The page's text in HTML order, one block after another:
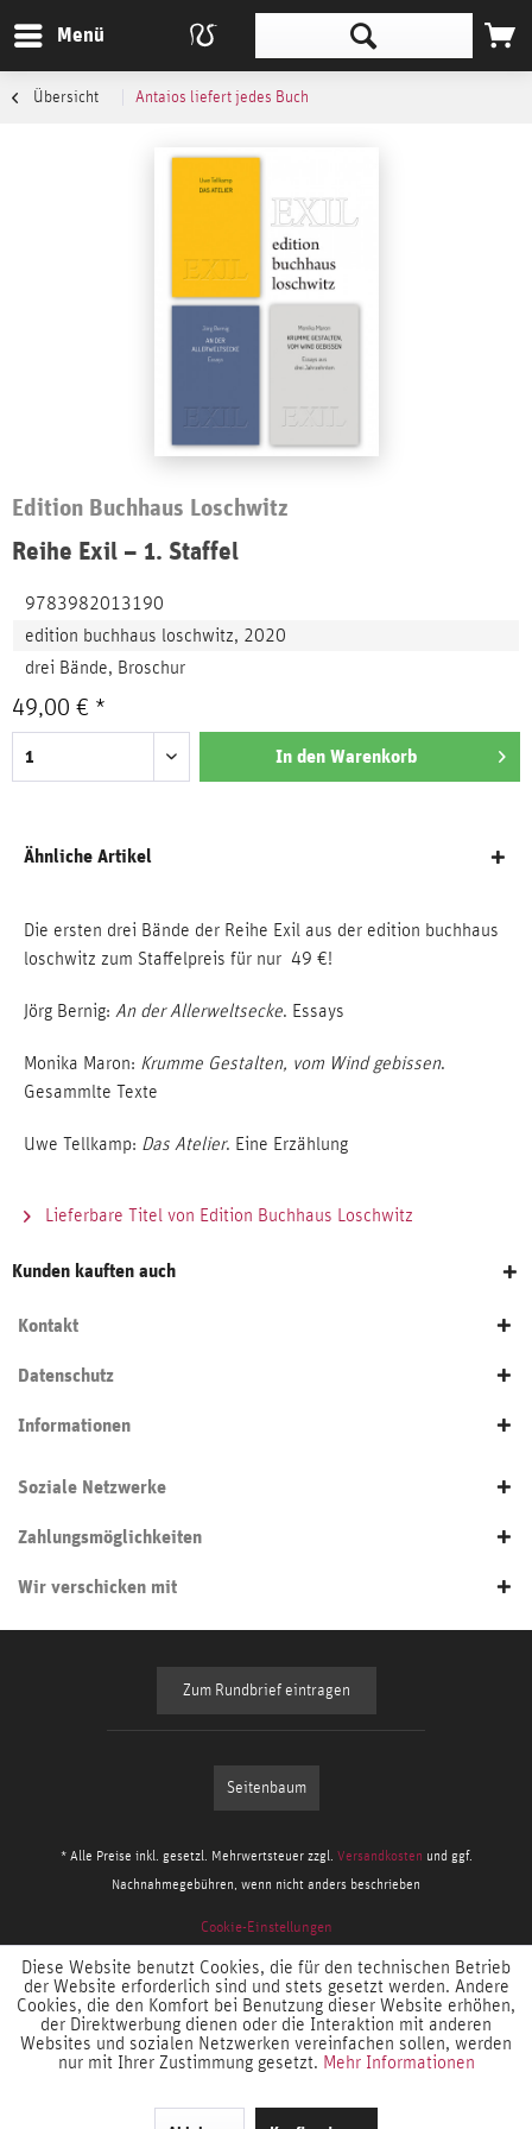
Menü
Übersicht Antaios liefert jedes Buch
Edition Buchhaus Loschwitz
Reihe Exil – 1. Staffel
9783982013190
edition buchhaus loschwitz, 2020
drei Bände, Broschur
49,00 € *
In den Warenkorb
Ähnliche Artikel
Die ersten drei Bände der Reihe Exil aus der edition buchhaus
loschwitz zum Staffelpreis für nur 49 €!
Jörg Bernig: An der Allerweltsecke. Essays
Monika Maron: Krumme Gestalten, vom Wind gebissen.
Gesammlte Texte
Uwe Tellkamp: Das Atelier. Eine Erzählung
Lieferbare Titel von Edition Buchhaus Loschwitz
Kunden kauften auch
Kontakt
Datenschutz
Informationen
Soziale Netzwerke
Zahlungsmöglichkeiten
Wir verschicken mit
Zum Rundbrief eintragen
Seitenbaum
* Alle Preise inkl. gesetzl. Mehrwertsteuer zzgl. Versandkosten und ggf.
Nachnahmegebühren, wenn nicht anders beschrieben
Cookie-Einstellungen
Diese Website benutzt Cookies, die für den technischen Betrieb
der Website erforderlich sind und stets gesetzt werden. Andere
Cookies, die den Komfort bei Benutzung dieser Website erhöhen,
der Direktwerbung dienen oder die Interaktion mit anderen
Websites und sozialen Netzwerken vereinfachen sollen, werden
nur mit Ihrer Zustimmung gesetzt. Mehr Informationen